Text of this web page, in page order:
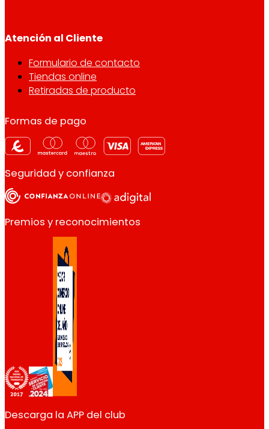
Atención al Cliente
Formulario de contacto
Tiendas online
Retiradas de producto
Formas de pago
Seguridad y confianza
Premios y reconocimientos
Descarga la APP del club